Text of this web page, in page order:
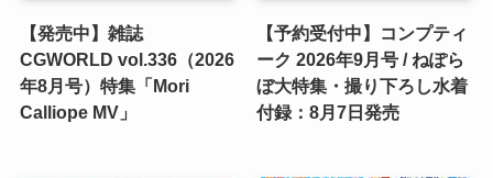
【発売中】雑誌
CGWORLD vol.336（2026
年8月号）特集「Mori
Calliope MV」
【予約受付中】コンプティ
ーク 2026年9月号 / ねぽら
ぼ大特集・撮り下ろし水着
付録：8月7日発売